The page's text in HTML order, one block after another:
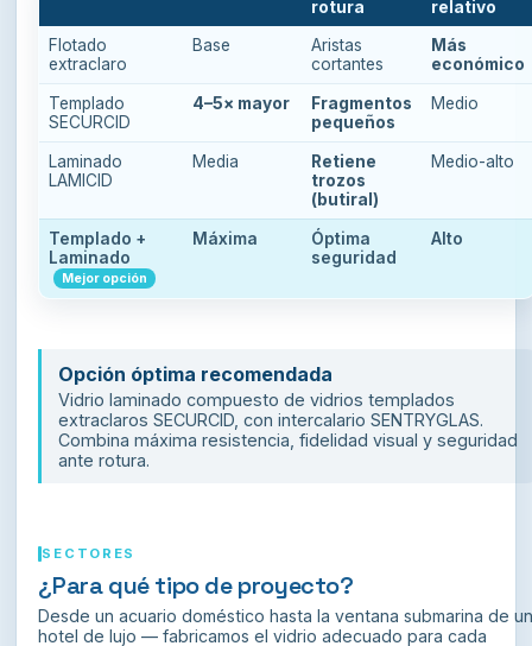
rotura
relativo
Flotado
extraclaro
Base
Aristas
cortantes
Más
económico
Templado
SECURCID
4–5× mayor
Fragmentos
pequeños
Medio
Laminado
LAMICID
Media
Retiene
trozos
(butiral)
Medio-alto
Templado +
Laminado
Mejor opción
Máxima
Óptima
seguridad
Alto
Opción óptima recomendada
Vidrio laminado compuesto de vidrios templados
extraclaros SECURCID, con intercalario SENTRYGLAS.
Combina máxima resistencia, fidelidad visual y seguridad
ante rotura.
SECTORES
¿Para qué tipo de proyecto?
Desde un acuario doméstico hasta la ventana submarina de
hotel de lujo — fabricamos el vidrio adecuado para cada